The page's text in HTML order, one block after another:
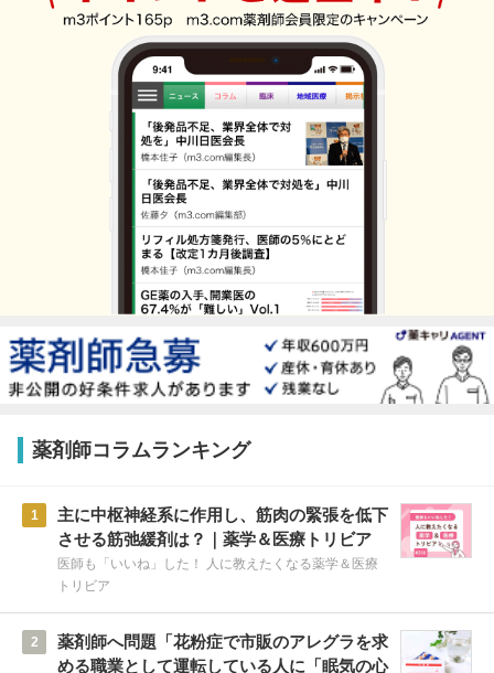
薬剤師コラムランキング
1
主に中枢神経系に作用し、筋肉の緊張を低下
させる筋弛緩剤は？｜薬学＆医療トリビア
医師も「いいね」した！ 人に教えたくなる薬学＆医療
トリビア
2
薬剤師へ問題「花粉症で市販のアレグラを求
める職業として運転している人に「眠気の心